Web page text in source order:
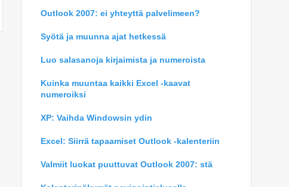
Outlook 2007: ei yhteyttä palvelimeen?
Syötä ja muunna ajat hetkessä
Luo salasanoja kirjaimista ja numeroista
Kuinka muuntaa kaikki Excel -kaavat
numeroiksi
XP: Vaihda Windowsin ydin
Excel: Siirrä tapaamiset Outlook -kalenteriin
Valmiit luokat puuttuvat Outlook 2007: stä